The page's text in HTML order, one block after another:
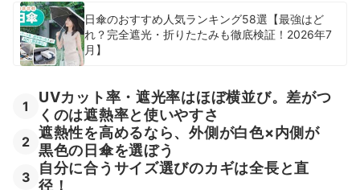
日傘のおすすめ人気ランキング58選【最強はど
れ？完全遮光・折りたたみも徹底検証！2026年7
月】
1
UVカット率・遮光率はほぼ横並び。差がつ
くのは遮熱率と使いやすさ
2
遮熱性を高めるなら、外側が白色×内側が
黒色の日傘を選ぼう
3
自分に合うサイズ選びのカギは全長と直
径！